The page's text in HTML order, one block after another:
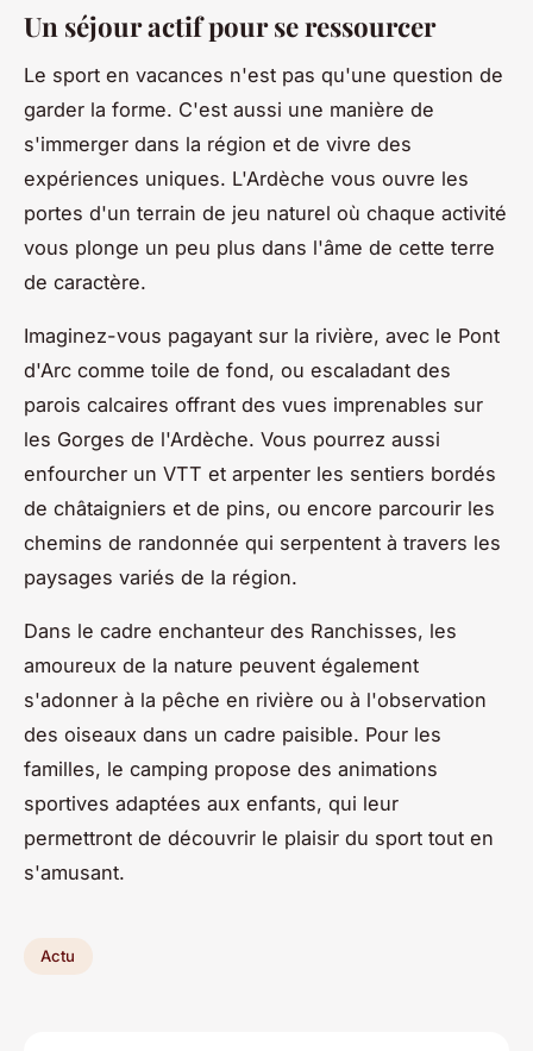
Un séjour actif pour se ressourcer
Le sport en vacances n'est pas qu'une question de
garder la forme. C'est aussi une manière de
s'immerger dans la région et de vivre des
expériences uniques. L'Ardèche vous ouvre les
portes d'un terrain de jeu naturel où chaque activité
vous plonge un peu plus dans l'âme de cette terre
de caractère.
Imaginez-vous pagayant sur la rivière, avec le Pont
d'Arc comme toile de fond, ou escaladant des
parois calcaires offrant des vues imprenables sur
les Gorges de l'Ardèche. Vous pourrez aussi
enfourcher un VTT et arpenter les sentiers bordés
de châtaigniers et de pins, ou encore parcourir les
chemins de randonnée qui serpentent à travers les
paysages variés de la région.
Dans le cadre enchanteur des Ranchisses, les
amoureux de la nature peuvent également
s'adonner à la pêche en rivière ou à l'observation
des oiseaux dans un cadre paisible. Pour les
familles, le camping propose des animations
sportives adaptées aux enfants, qui leur
permettront de découvrir le plaisir du sport tout en
s'amusant.
Actu